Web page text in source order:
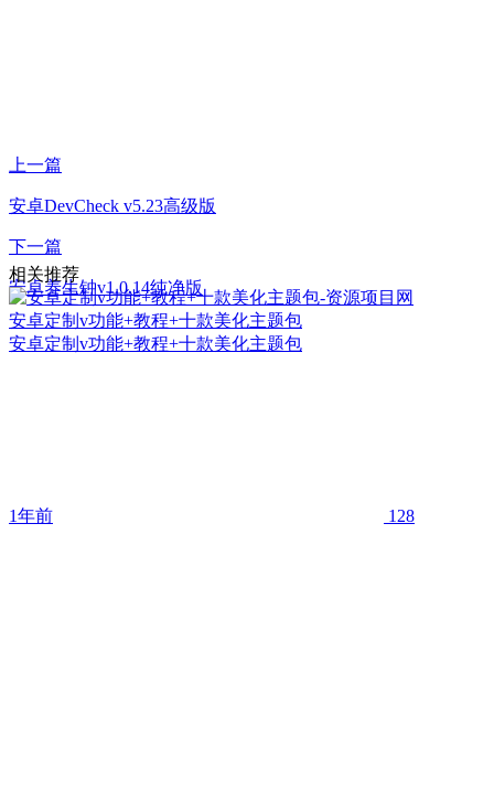
上一篇
安卓DevCheck v5.23高级版
下一篇
安卓养生钟v1.0.14纯净版
相关推荐
安卓定制v功能+教程+十款美化主题包
安卓定制v功能+教程+十款美化主题包
1年前 128